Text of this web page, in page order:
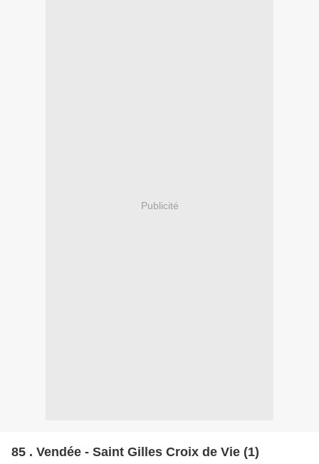
Publicité
85 . Vendée - Saint Gilles Croix de Vie (1)